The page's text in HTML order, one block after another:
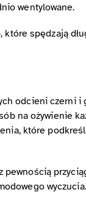
wentylowane.
spędzają
odcieni czerni i
na ożywienie
które
wyczucia.